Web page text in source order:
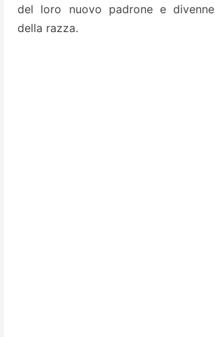
del loro nuovo padrone e
della razza.